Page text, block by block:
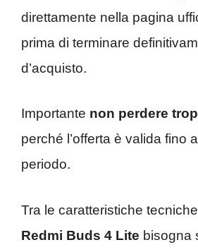
direttamente nella pagina
prima di terminare
d’acquisto.
Importante non perdere
perché l’offerta è valida fino
periodo.
Tra le caratteristiche
Redmi Buds 4 Lite bisogna